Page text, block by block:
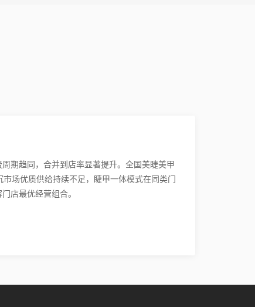
期趋同，合并到店率显著提升。全国美睫美甲
场优质供给持续不足，睫甲一体模式在同类门
店最优经营组合。